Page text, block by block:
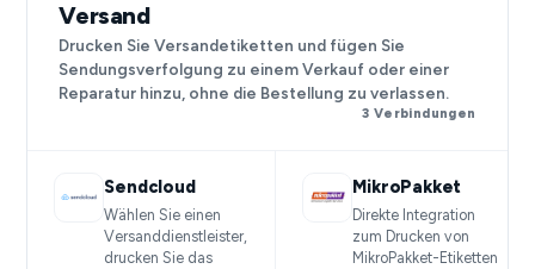
Versand
Drucken Sie Versandetiketten und fügen Sie
Sendungsverfolgung zu einem Verkauf oder einer
Reparatur hinzu, ohne die Bestellung zu verlassen.
3 Verbindungen
Sendcloud
Wählen Sie einen
Versanddienstleister,
drucken Sie das
MikroPakket
Direkte Integration
zum Drucken von
MikroPakket-Etiketten